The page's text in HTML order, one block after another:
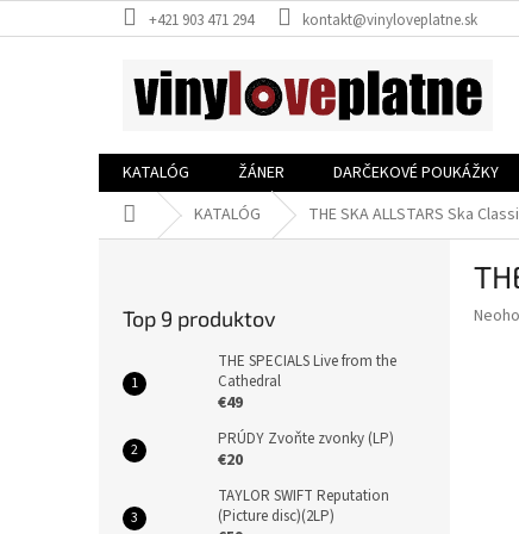
na
+421 903 471 294 kontakt@vinyloveplatne.sk
KATALÓG ŽÁNER DARČEKOVÉ POUKÁŽKY
DomovKATALÓG THE SKA ALLSTARS Ska
Top 9 produktov
THE SPECIALS Live from the
Cathedral
€49
PRÚDY Zvoňte zvonky (LP)
€20
TAYLOR SWIFT Reputation
(Picture disc)(2LP)